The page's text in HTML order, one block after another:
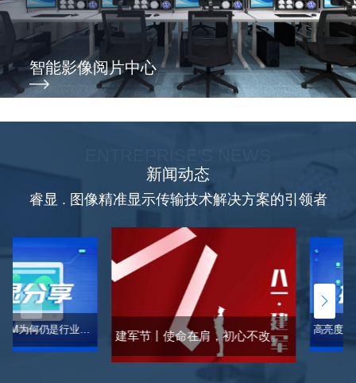
智能影像阅片中心
新闻动态
睿显 . 图像精准显示传输技术解决方案的引领者
建军节丨使命在肩，初心不改。